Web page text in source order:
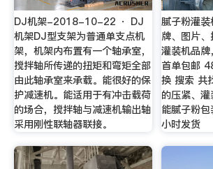
DJ机架-2018-10-22 · DJ
机架DJ型支架为普通单支点机
架，机架内布置有一个轴承室，
搅拌轴所传递的扭矩和弯矩全部
由此轴承室来承载。能很好的保
护减速机。能适用于有冲击载荷
的场合，搅拌轴与减速机输出轴
采用刚性联轴器联接。
腻子粉灌
牌、图片
灌装机品
首单包邮
换 搜索 共
的压紧、
能腻子粉
小时发货